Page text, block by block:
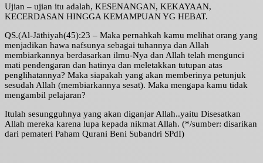
Ujian – ujian itu adalah, KESENANGAN, KEKAYAAN,
KECERDASAN HINGGA KEMAMPUAN YG HEBAT.
QS.(Al-Jāthiyah(45):23 – Maka pernahkah kamu melihat orang yang
menjadikan hawa nafsunya sebagai tuhannya dan Allah
membiarkannya berdasarkan ilmu-Nya dan Allah telah mengunci
mati pendengaran dan hatinya dan meletakkan tutupan atas
penglihatannya? Maka siapakah yang akan memberinya petunjuk
sesudah Allah (membiarkannya sesat). Maka mengapa kamu tidak
mengambil pelajaran?
Itulah sesungguhnya yang akan diganjar Allah..yaitu Disesatkan
Allah mereka karena lupa kepada nikmat Allah. (*/sumber: disarikan
dari pemateri Paham Qurani Beni Subandri SPdI)